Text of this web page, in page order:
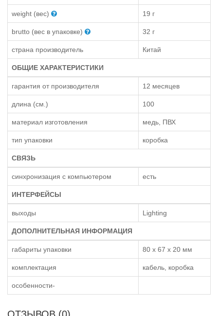
weight (вес) 19 г
brutto (вес в упаковке) 32 г
страна производитель Китай
ОБЩИЕ ХАРАКТЕРИСТИКИ
гарантия от производителя 12 месяцев
длина (см.) 100
материал изготовления медь, ПВХ
тип упаковки коробка
СВЯЗЬ
синхронизация с компьютером есть
ИНТЕРФЕЙСЫ
выходы Lighting
ДОПОЛНИТЕЛЬНАЯ ИНФОРМАЦИЯ
габариты упаковки 80 x 67 x 20 мм
комплектация кабель, коробка
особенности-
ОТЗЫВОВ (0)